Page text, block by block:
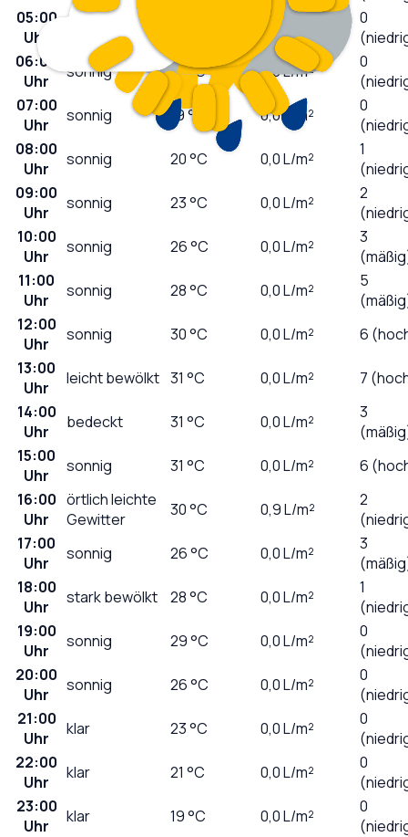
05:00
Uhr
leicht bewölkt 0,0
0
06:00
Uhr
sonnig 19°C 0,0L/m²
0
07:00
Uhr
sonnig 19°C 0,0L/m²
0
08:00
Uhr
sonnig 20°C 0,0L/m²
1
09:00
Uhr
sonnig 23°C 0,0L/m²
2
10:00
Uhr
sonnig 26°C 0,0L/m²
3
11:00
Uhr
sonnig 28°C 0,0L/m²
5
12:00
Uhr
sonnig 30°C 0,0L/m²
6
13:00
Uhr
leicht bewölkt 31 °C 0,0L/m²
7
14:00
Uhr
bedeckt 31 °C 0,0L/m²
3
15:00
Uhr
sonnig 31 °C 0,0L/m²
6
16:00
Uhr
örtlich leichte
Gewitter
30°C 0,9L/m²
2
17:00
Uhr
sonnig 26°C 0,0L/m²
3
18:00
Uhr
stark bewölkt 28°C 0,0L/m²
1
19:00
Uhr
sonnig 29°C 0,0L/m²
0
20:00
Uhr
sonnig 26°C 0,0L/m²
0
21:00
Uhr
klar 23°C 0,0L/m²
0
22:00
Uhr
klar 21 °C 0,0L/m²
0
23:00
Uhr
klar 19°C 0,0L/m²
0